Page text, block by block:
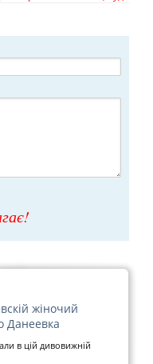
жіночий
Данеевка
в цій дивовижній